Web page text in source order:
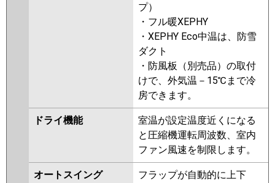
プ）
・フル暖XEPHY
・XEPHY Eco中温は、防雪
ダクト
・防風板（別売品）の取付
けで、外気温－15℃まで冷
房できます。
ドライ機能
室温が設定温度近くになる
と圧縮機運転周波数、室内
ファン風速を制限します。
オートスイング
フラップが自動的に上下